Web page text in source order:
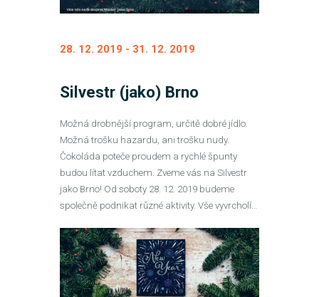
28. 12. 2019 - 31. 12. 2019
Silvestr (jako) Brno
Možná drobnější program, určitě dobré jídlo.
Možná trošku hazardu, ani trošku nudy.
Čokoláda poteče proudem a rychlé špunty
budou lítat vzduchem. Zveme vás na Silvestr
jako Brno! Od soboty 28. 12. 2019 budeme
společně podnikat různé aktivity. Vše vyvrcholí…